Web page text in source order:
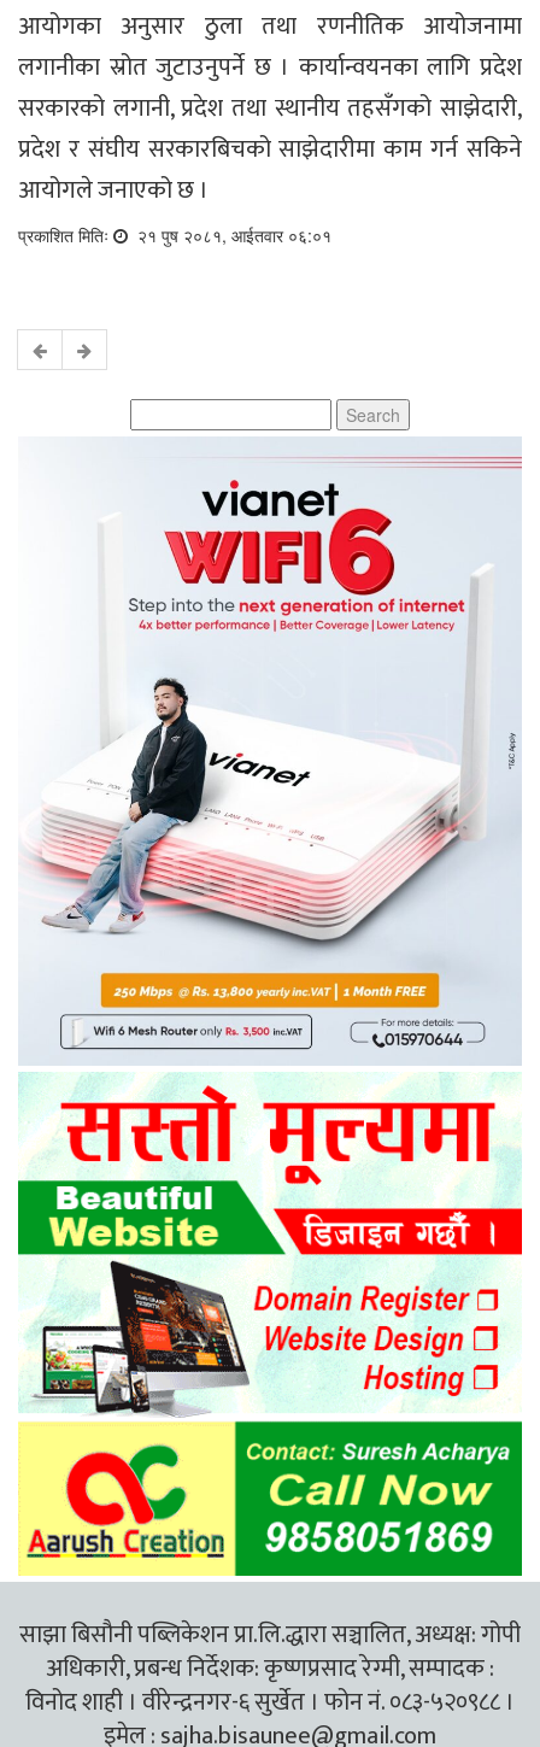
आयोगका अनुसार ठुला तथा रणनीतिक आयोजनामा
लगानीका स्रोत जुटाउनुपर्ने छ । कार्यान्वयनका लागि प्रदेश
सरकारको लगानी, प्रदेश तथा स्थानीय तहसँगको साझेदारी,
प्रदेश र संघीय सरकारबिचको साझेदारीमा काम गर्न सकिने
आयोगले जनाएको छ ।
प्रकाशित मितिः २१ पुष २०८१, आईतवार ०६:०१
for:
साझा बिसौनी पब्लिकेशन प्रा.लि.द्धारा सञ्चालित, अध्यक्ष: गोपी
अधिकारी, प्रबन्ध निर्देशक: कृष्णप्रसाद रेग्मी, सम्पादक :
विनोद शाही । वीरेन्द्रनगर-६ सुर्खेत । फोन नं. ०८३-५२०९८८ ।
इमेल :sajha.bisaunee@gmail.com